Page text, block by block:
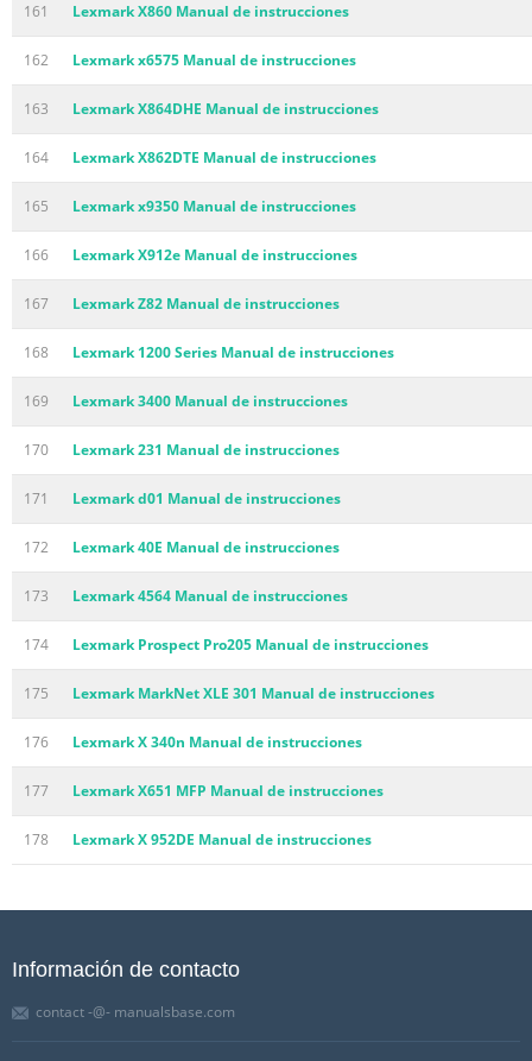
161 Lexmark X860 Manual de instrucciones
162 Lexmark x6575 Manual de instrucciones
163 Lexmark X864DHE Manual de instrucciones
164 Lexmark X862DTE Manual de instrucciones
165 Lexmark x9350 Manual de instrucciones
166 Lexmark X912e Manual de instrucciones
167 Lexmark Z82 Manual de instrucciones
168 Lexmark 1200 Series Manual de instrucciones
169 Lexmark 3400 Manual de instrucciones
170 Lexmark 231 Manual de instrucciones
171 Lexmark d01 Manual de instrucciones
172 Lexmark 40E Manual de instrucciones
173 Lexmark 4564 Manual de instrucciones
174 Lexmark Prospect Pro205 Manual de instrucciones
175 Lexmark MarkNet XLE 301 Manual de instrucciones
176 Lexmark X 340n Manual de instrucciones
177 Lexmark X651 MFP Manual de instrucciones
178 Lexmark X 952DE Manual de instrucciones
Información de contacto
contact -@- manualsbase.com